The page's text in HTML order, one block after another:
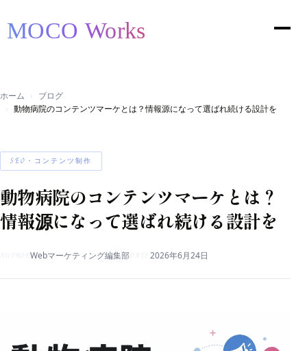
ホーム
ブログ
動物病院のコンテンツマーケとは？情報源になって選ばれ続ける設計を
SEO・コンテンツ制作
動物病院のコンテンツマーケとは？
情報源になって選ばれ続ける設計を
AUTHORWebマーケティング編集部 2026年6月24日